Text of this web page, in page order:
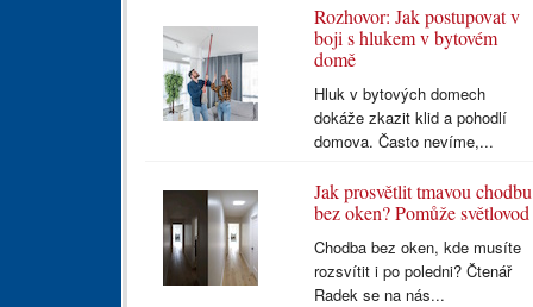
Rozhovor: Jak postupovat v
boji s hlukem v bytovém
domě
Hluk v bytových domech
dokáže zkazit klid a pohodlí
domova. Často nevíme,...
Jak prosvětlit tmavou chodbu
bez oken? Pomůže světlovod
Chodba bez oken, kde musíte
rozsvítit i po poledni? Čtenář
Radek se na nás...